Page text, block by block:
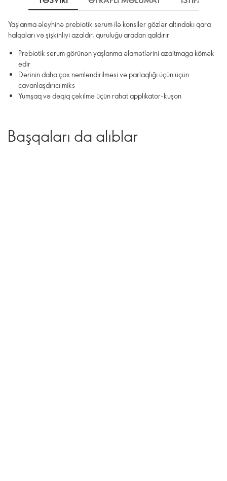
Yaşlanma əleyhinə prebiotik serum ilə konsiler gözlər altındakı qara
halqaları və şişkinliyi azaldır, quruluğu aradan qaldırır
Prebiotik serum görünən yaşlanma əlamətlərini azaltmağa kömək
edir
Dərinin daha çox nəmləndirilməsi və parlaqlığı üçün üçün
cavanlaşdırıcı miks
Yumşaq və dəqiq çəkilmə üçün rahat applikator-kuşon
Başqaları da alıblar